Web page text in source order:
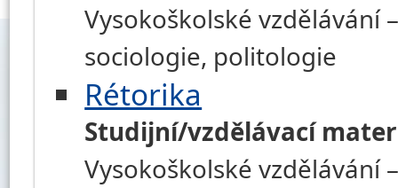
Vysokoškolské vzdělávání
sociologie, politologie
Rétorika
Studijní/vzdělávací
Vysokoškolské vzdělávání